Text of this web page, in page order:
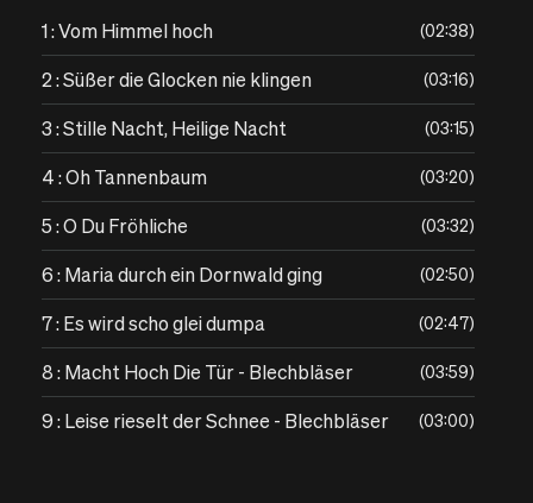
1 : Vom Himmel hoch 02:38
2 : Süßer die Glocken nie klingen 03:16
3 : Stille Nacht, Heilige Nacht 03:15
4 : Oh Tannenbaum 03:20
5 : O Du Fröhliche 03:32
6 : Maria durch ein Dornwald ging 02:50
7 : Es wird scho glei dumpa 02:47
8 : Macht Hoch Die Tür - Blechbläser 03:59
9 : Leise rieselt der Schnee - Blechbläser 03:00